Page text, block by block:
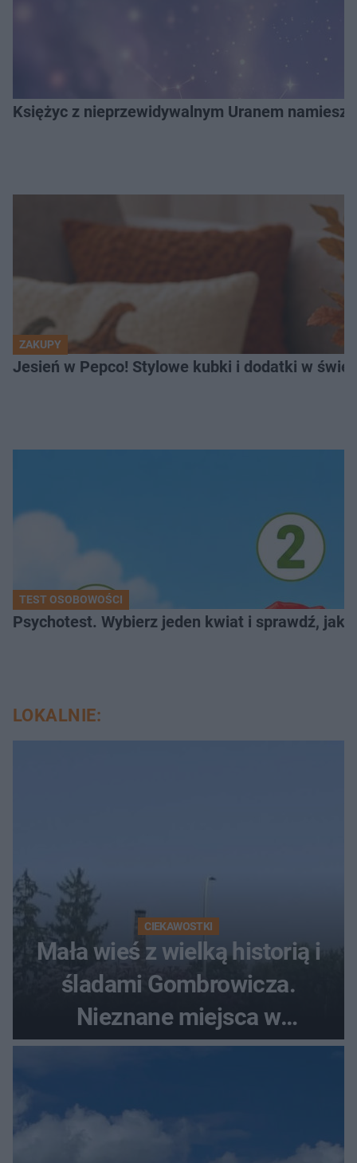
Księżyc z nieprzewidywalnym Uranem
ZAKUPY
Jesień w Pepco! Stylowe kubki i dodatki w
TEST OSOBOWOŚCI
Psychotest. Wybierz jeden kwiat i sprawdź, jaki
LOKALNIE:
CIEKAWOSTKI
Mała wieś z wielką historią i
śladami Gombrowicza.
Nieznane miejsca w
Świętokrzyskiem